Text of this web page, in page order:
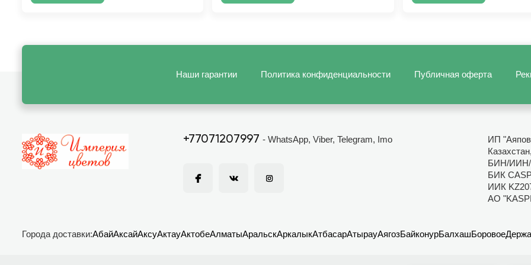
Наши гарантии Политика конфиденциальности Публичная оферта
+77071207997 - WhatsApp, Viber, Telegram, Imo
ИП
Казахстан,
БИН/ИИН/
БИК
ИИК
АО
Города доставки:АбайАксайАксуАктауАктобеАлматыАральскАркалыкАтбасарАтырауАягозБайконурБалхашБоровое